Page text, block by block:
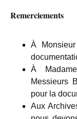
Remerciements
À
À
Messieurs
pour la
Aux